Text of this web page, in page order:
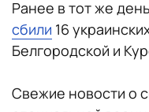
Ранее в тот же
сбили 16
Белгородской и
Свежие новости о